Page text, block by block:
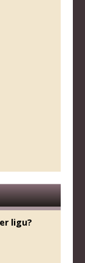
ligu?